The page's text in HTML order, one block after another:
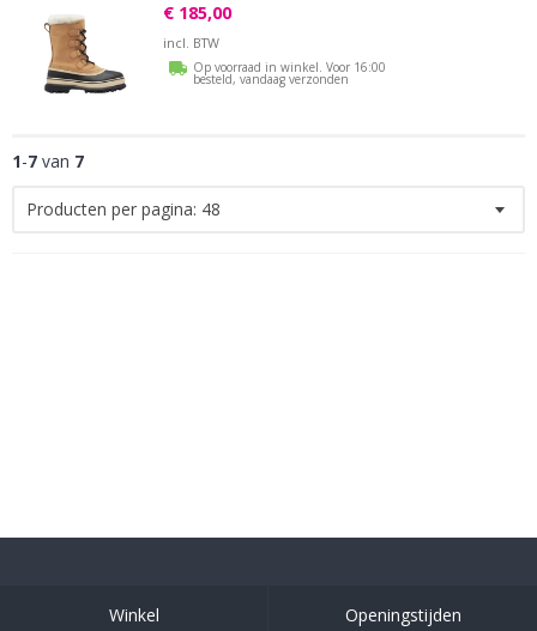
€ 185,00
incl. BTW
Op voorraad in winkel. Voor 16:00
besteld, vandaag verzonden
1-7 van 7
Producten per pagina: 48
Winkel Openingstijden